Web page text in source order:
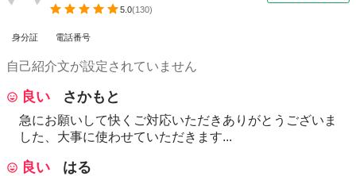
5.0(130)
身分証 電話番号
自己紹介文が設定されていません
良い さかもと
急にお願いして快くご対応いただきありがとうございま
した、大事に使わせていただきます...
良い はる